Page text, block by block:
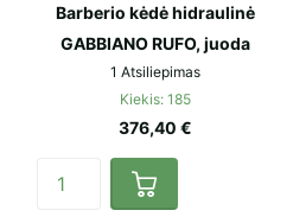
Barberio kėdė hidraulinė
GABBIANO RUFO, juoda
1 Atsiliepimas
Kiekis: 185
376,40 €